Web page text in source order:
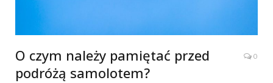
O czym należy pamiętać przed
podróżą samolotem?
0